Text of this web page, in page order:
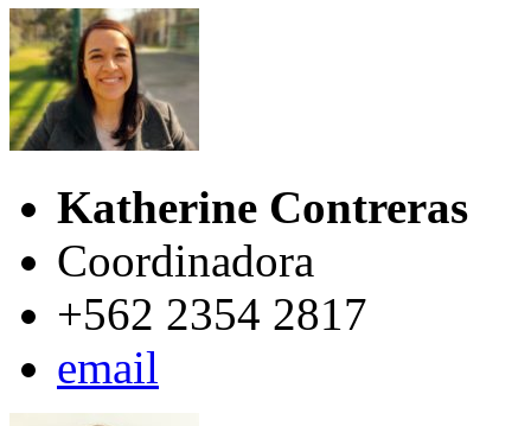
Katherine Contreras
Coordinadora
+562 2354 2817
email